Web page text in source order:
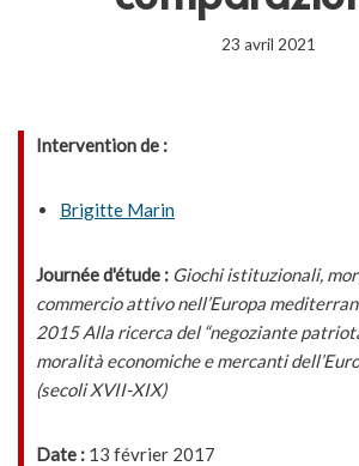
23 avril 2021
Intervention de :
Brigitte Marin
Journée d'étude : Giochi istituzionali,
commercio attivo nell’Europa
2015 Alla ricerca del “negoziante
moralità economiche e mercanti
(secoli XVII-XIX)
Date : 13 février 2017